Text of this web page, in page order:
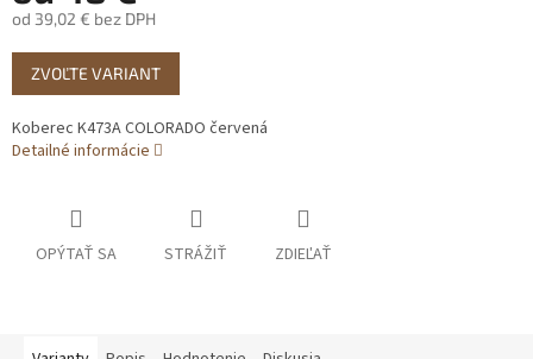
od 39,02 € bez DPH
Jednotková
cena:
ZVOĽTE VARIANT
Koberec K473A COLORADO červená
Detailné informácie
OPÝTAŤ SA STRÁŽIŤ ZDIEĽAŤ